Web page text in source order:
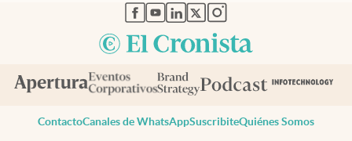
abre en nueva pestaña
abre en nueva pestaña
abre en nueva pestaña
abre en nueva pestaña
abre en nueva pestaña
ContactoCanales de WhatsAppSuscribiteQuiénes Somos